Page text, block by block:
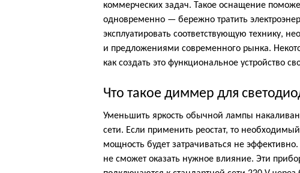
коммерческих задач. Такое оснащение
одновременно — бережно тратить
эксплуатировать соответствующую технику,
и предложениями современного рынка.
как создать это функциональное устройство
Что такое диммер для
Уменьшить яркость обычной лампы
сети. Если применить реостат, то
мощность будет затрачиваться не
не сможет оказать нужное влияние. Эти